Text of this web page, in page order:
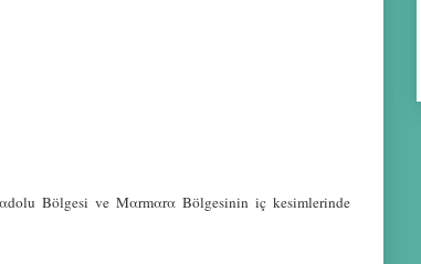
Bölgesi ve Mαrmαrα Bölgesinin iç kesimlerinde